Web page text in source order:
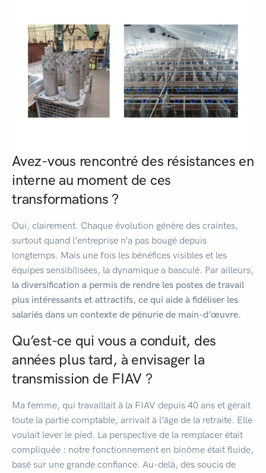
Avez-vous rencontré des résistances en
interne au moment de ces
transformations ?
Oui, clairement. Chaque évolution génère des craintes,
surtout quand l’entreprise n’a pas bougé depuis
longtemps. Mais une fois les bénéfices visibles et les
équipes sensibilisées, la dynamique a basculé. Par ailleurs,
la diversification a permis de rendre les postes de travail
plus intéressants et attractifs, ce qui aide à fidéliser les
salariés dans un contexte de pénurie de main-d’œuvre.
Qu’est-ce qui vous a conduit, des
années plus tard, à envisager la
transmission de FIAV ?
Ma femme, qui travaillait à la FIAV depuis 40 ans et gérait
toute la partie comptable, arrivait à l’âge de la retraite. Elle
voulait lever le pied. La perspective de la remplacer était
compliquée : notre fonctionnement en binôme était fluide,
basé sur une grande confiance. Au-delà, des soucis de